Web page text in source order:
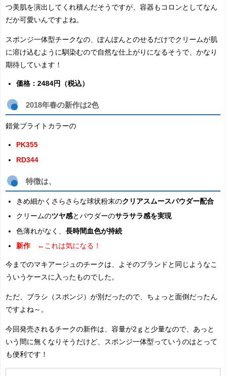
つ美肌を演出してくれ積んだそうですが、容器もコロンとしてなん
だか可愛いんですよね。
スポンジ一体型チークなの、ぽんぽんとのせるだけでクリームが肌
に溶け込むように馴染むので自然な仕上がりになるそうで、かなり
期待しています！
価格：2484円（税込）
2018年春の新作は2色
錯覚ブライトカラーの
PK355
RD344
特徴は、
きめ細かくさらさらな球状粉末のクリアスムースパウダー配合
クリームのツヤ感とパウダーのサラサラ感を実現
色薄れがなく、 長時間血色が持続
新作 ←これは気になる！
今までのマキアージュのチークは、よそのブランドと同じようなこ
ういうケースに入ったものでした。
ただ、ブラシ（スポンジ）が別だったので、ちょっと面倒だったん
ですよね～。
今回発売されるチークの新作は、容量が2ｇと少量なので、あっと
いう間に無くなりそうだけど、スポンジ一体型っていうのはとって
も便利です！